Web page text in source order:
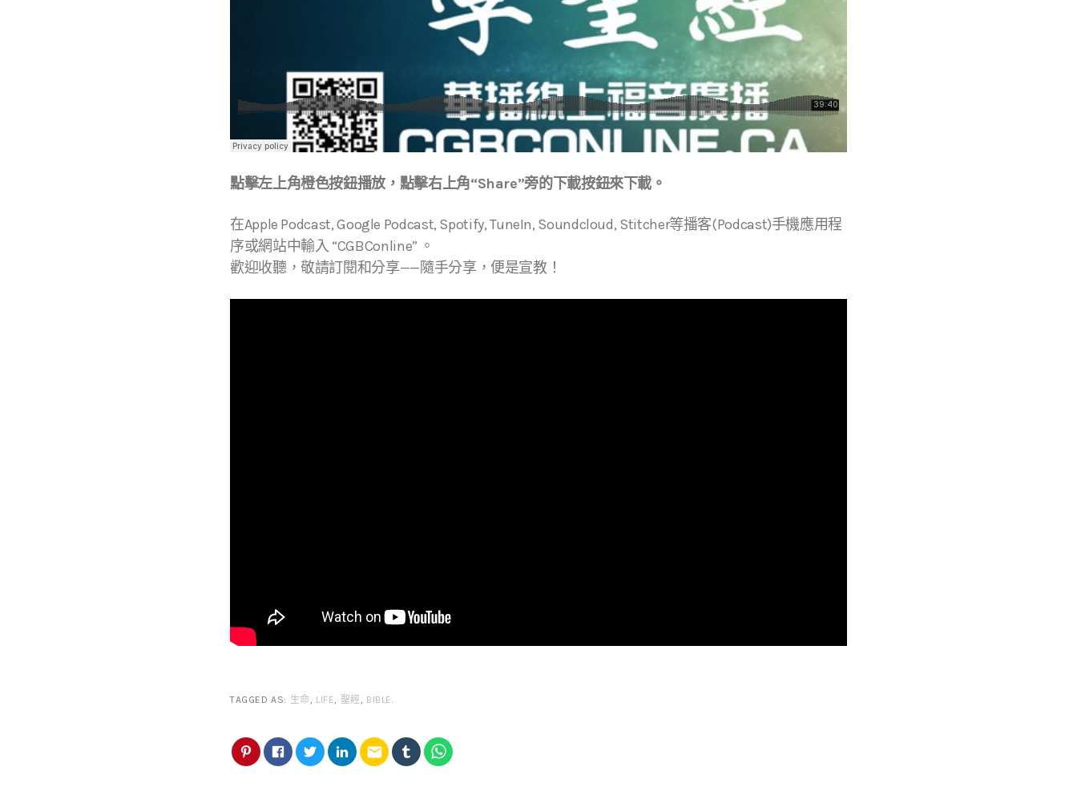
點擊左上角橙色按鈕播放，點擊右上角“Share”旁的下載按鈕來下載。
在Apple Podcast, Google Podcast, Spotify, TuneIn, Soundcloud, Stitcher等播客(Podcast)手機應用程
序或網站中輸入 “CGBConline” 。
歡迎收聽，敬請訂閱和分享——隨手分享，便是宣教！
TAGGED AS: 生命, LIFE, 聖經, BIBLE.
email